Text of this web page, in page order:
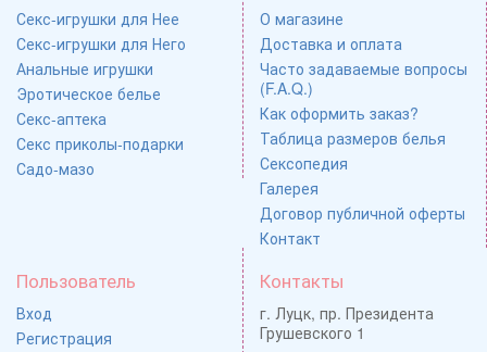
Секс-игрушки для Нее
Секс-игрушки для Него
Анальные игрушки
Эротическое белье
Секс-аптека
Секс приколы-подарки
Садо-мазо
О магазине
Доставка и оплата
Часто задаваемые вопросы
(F.A.Q.)
Как оформить заказ?
Таблица размеров белья
Сексопедия
Галерея
Договор публичной оферты
Контакт
Пользователь
Вход
Регистрация
Контакты
г. Луцк, пр. Президента
Грушевского 1